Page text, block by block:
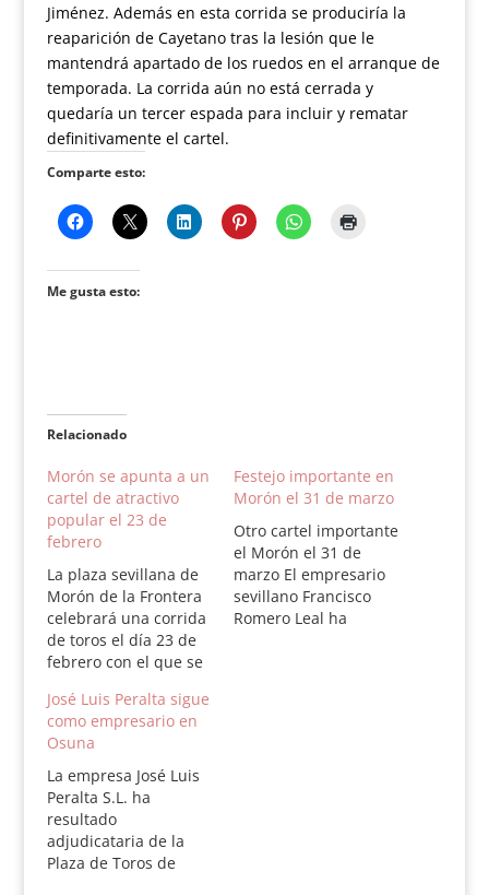
Jiménez. Además en esta corrida se produciría la
reaparición de Cayetano tras la lesión que le
mantendrá apartado de los ruedos en el arranque de
temporada. La corrida aún no está cerrada y
quedaría un tercer espada para incluir y rematar
definitivamente el cartel.
Comparte esto:
Me gusta esto:
Relacionado
Morón se apunta a un
cartel de atractivo
popular el 23 de
febrero
La plaza sevillana de
Morón de la Frontera
celebrará una corrida
de toros el día 23 de
febrero con el que se
en el coso taurino.
Tendrá lugar sábado
día 23 de febrero. La
empresa de Francisco
Romero ha optado por
llevar gente a la plaza
y…
Festejo importante en
Morón el 31 de marzo
Otro cartel importante
el Morón el 31 de
marzo El empresario
sevillano Francisco
Romero Leal ha
José Luis Peralta sigue
como empresario en
Osuna
La empresa José Luis
Peralta S.L. ha
resultado
adjudicataria de la
Plaza de Toros de